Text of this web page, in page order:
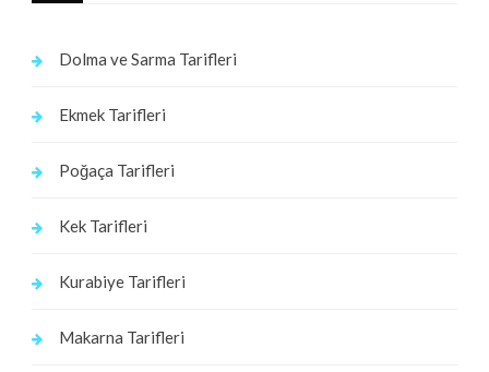
Dolma ve Sarma Tarifleri
Ekmek Tarifleri
Poğaça Tarifleri
Kek Tarifleri
Kurabiye Tarifleri
Makarna Tarifleri